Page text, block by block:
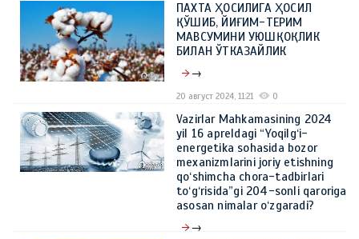
ПАХТА ҲОСИЛИГА ҲОСИЛ
ҚЎШИБ, ЙИҒИМ-ТЕРИМ
МАВСУМИНИ УЮШҚОҚЛИК
БИЛАН ЎТКАЗАЙЛИК
→
20 август 2024, 11:21 0
Vazirlar Mahkamasining 2024
yil 16 apreldagi “Yoqilg‘i-
energetika sohasida bozor
mexanizmlarini joriy etishning
qo‘shimcha chora-tadbirlari
to‘g‘risida”gi 204-sonli qaroriga
asosan nimalar o‘zgaradi?
→